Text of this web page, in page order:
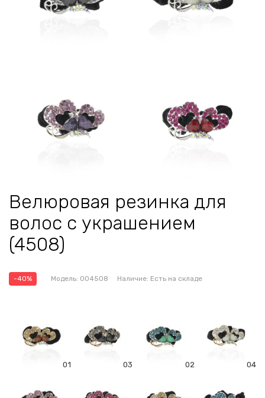
Велюровая резинка для
волос с украшением
(4508)
-40% Модель: 004508 Наличие: Есть на складе
01 03 02 04